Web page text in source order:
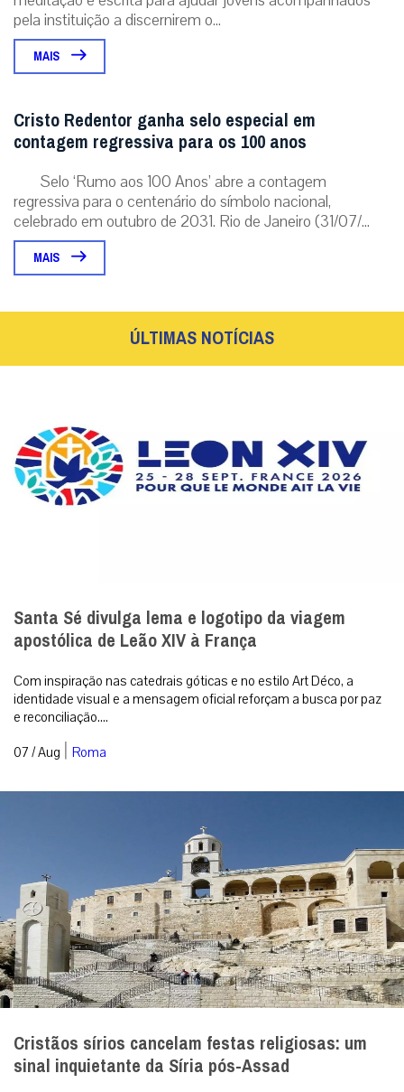
pela instituição a discernirem o...
MAIS
Cristo Redentor ganha selo especial em
contagem regressiva para os 100 anos
Selo ‘Rumo aos 100 Anos’ abre a contagem
regressiva para o centenário do símbolo nacional,
celebrado em outubro de 2031. Rio de Janeiro (31/07/...
MAIS
ÚLTIMAS NOTÍCIAS
Santa Sé divulga lema e logotipo da viagem
apostólica de Leão XIV à França
Com inspiração nas catedrais góticas e no estilo Art Déco, a
identidade visual e a mensagem oficial reforçam a busca por paz
e reconciliação....
07 / Aug | Roma
Cristãos sírios cancelam festas religiosas: um
sinal inquietante da Síria pós-Assad